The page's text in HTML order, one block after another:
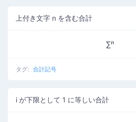
上付き文字 n を含む合計
∑ⁿ
タグ: 合計記号
i が下限として 1 に等しい合計